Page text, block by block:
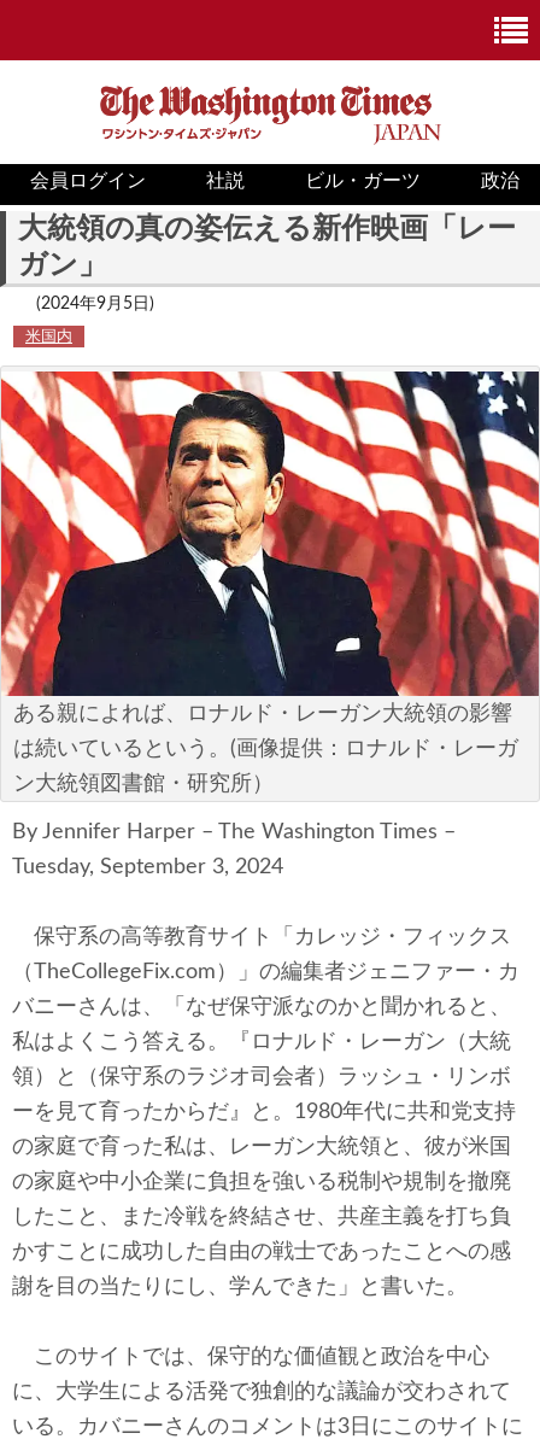
ニュース
COVID-19
米国内
国際
安全保障
ビジネス・経済
ポリシー
税制・予算
エネルギー・環境
航空宇宙・防衛
国境・移民政策
テクノロジー
コメンタリー
社説
ビル・ガーツ
東京発
会員ログイン 社説 ビル・ガーツ 政治
大統領の真の姿伝える新作映画「レー
ガン」
(2024年9月5日)
米国内
ある親によれば、ロナルド・レーガン大統領の影響
は続いているという。(画像提供：ロナルド・レーガ
ン大統領図書館・研究所）
By Jennifer Harper – The Washington Times –
Tuesday, September 3, 2024
保守系の高等教育サイト「カレッジ・フィックス
（TheCollegeFix.com）」の編集者ジェニファー・カ
バニーさんは、「なぜ保守派なのかと聞かれると、
私はよくこう答える。『ロナルド・レーガン（大統
領）と（保守系のラジオ司会者）ラッシュ・リンボ
ーを見て育ったからだ』と。1980年代に共和党支持
の家庭で育った私は、レーガン大統領と、彼が米国
の家庭や中小企業に負担を強いる税制や規制を撤廃
したこと、また冷戦を終結させ、共産主義を打ち負
かすことに成功した自由の戦士であったことへの感
謝を目の当たりにし、学んできた」と書いた。
このサイトでは、保守的な価値観と政治を中心
に、大学生による活発で独創的な議論が交わされて
いる。カバニーさんのコメントは3日にこのサイトに